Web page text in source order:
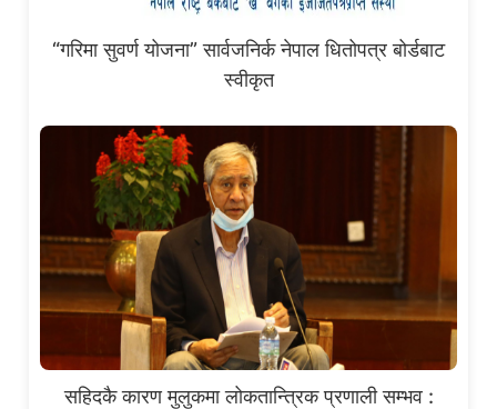
“गरिमा सुवर्ण योजना” सार्वजनिर्क नेपाल धितोपत्र बोर्डबाट
स्वीकृत
सहिदकै कारण मुलुकमा लोकतान्त्रिक प्रणाली सम्भव :